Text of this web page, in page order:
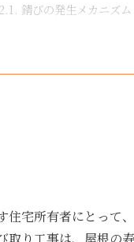
2.1. 錆びの発生メカニズム
住宅所有者にとって